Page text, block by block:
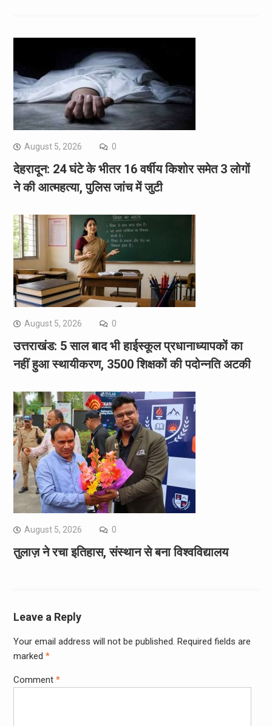
August 5, 2026 0
देहरादून: 24 घंटे के भीतर 16 वर्षीय किशोर समेत 3 लोगों
ने की आत्महत्या, पुलिस जांच में जुटी
August 5, 2026 0
उत्तराखंड: 5 साल बाद भी हाईस्कूल प्रधानाध्यापकों का
नहीं हुआ स्थायीकरण, 3500 शिक्षकों की पदोन्नति अटकी
August 5, 2026 0
तुलाज़ ने रचा इतिहास, संस्थान से बना विश्वविद्यालय
Leave a Reply
Your email address will not be published. Required fields are
marked *
Comment *